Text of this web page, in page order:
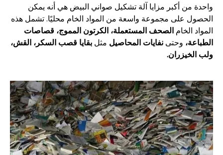
واحدة من أكبر مزايا آلة تشكيل صواني البيض هي أنه يمكن
الحصول على مجموعة واسعة من المواد الخام محليًا. تشمل هذه
المواد الخام الصحف المستعملة، الكرتون المموج، قصاصات
الطباعة، وحتى نفايات المحاصيل مثل بقايا قصب السكر، القش،
ولب الخيزران.